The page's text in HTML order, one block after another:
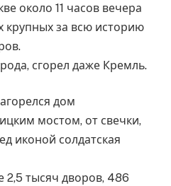
около 11 часов вечера
крупных за всю историю
сгорел даже Кремль.
дом
мостом, от свечки,
иконой солдатская
2,5 тысяч дворов, 486